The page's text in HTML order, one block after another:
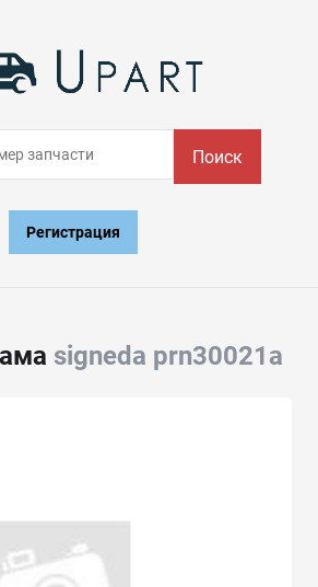
Поиск
Регистрация
signeda prn30021a